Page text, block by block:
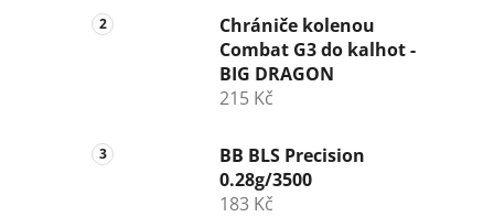
n
n
e
Chrániče kolenou
Combat G3 do kalhot -
BIG DRAGON
215 Kč
BB BLS Precision
0.28g/3500
183 Kč